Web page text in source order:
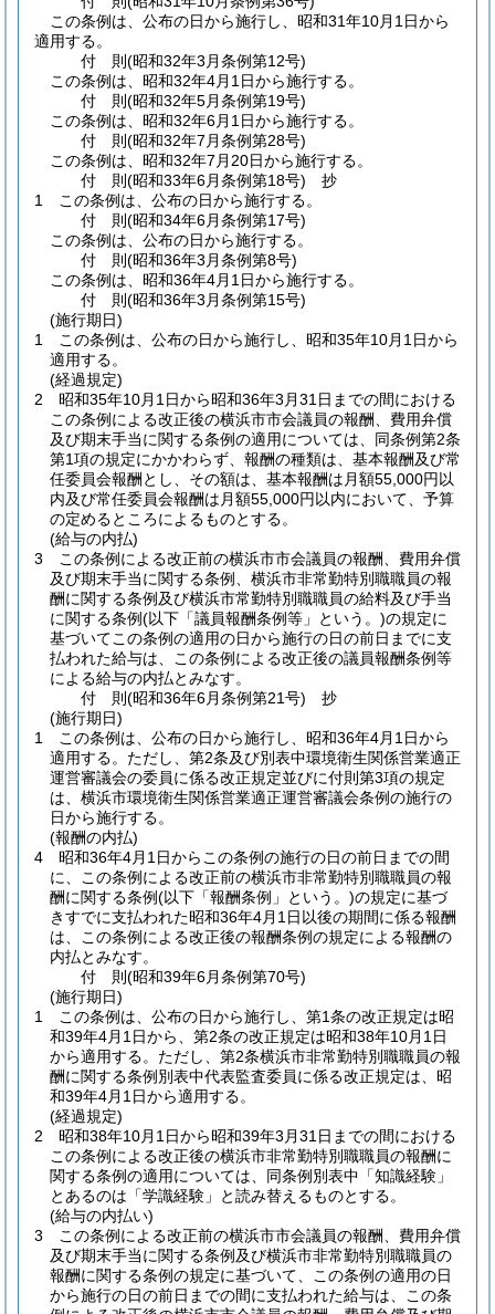
この条例は、公布の日から施行し、昭和31年10月1日から
適用する。
付 則(昭和32年3月条例第12号)
この条例は、昭和32年4月1日から施行する。
付 則(昭和32年5月条例第19号)
この条例は、昭和32年6月1日から施行する。
付 則(昭和32年7月条例第28号)
この条例は、昭和32年7月20日から施行する。
付 則(昭和33年6月条例第18号) 抄
1
この条例は、公布の日から施行する。
付 則(昭和34年6月条例第17号)
この条例は、公布の日から施行する。
付 則(昭和36年3月条例第8号)
この条例は、昭和36年4月1日から施行する。
付 則(昭和36年3月条例第15号)
(施行期日)
1
この条例は、公布の日から施行し、昭和35年10月1日から
適用する。
(経過規定)
2
昭和35年10月1日から昭和36年3月31日までの間における
この条例による改正後の横浜市市会議員の報酬、費用弁償
及び期末手当に関する条例の適用については、同条例第2条
第1項の規定にかかわらず、報酬の種類は、基本報酬及び常
任委員会報酬とし、その額は、基本報酬は月額55,000円以
内及び常任委員会報酬は月額55,000円以内において、予算
の定めるところによるものとする。
(給与の内払)
3
この条例による改正前の横浜市市会議員の報酬、費用弁償
及び期末手当に関する条例、横浜市非常勤特別職職員の報
酬に関する条例及び横浜市常勤特別職職員の給料及び手当
に関する条例(以下「議員報酬条例等」という。)の規定に
基づいてこの条例の適用の日から施行の日の前日までに支
払われた給与は、この条例による改正後の議員報酬条例等
による給与の内払とみなす。
付 則(昭和36年6月条例第21号) 抄
(施行期日)
1
この条例は、公布の日から施行し、昭和36年4月1日から
適用する。 ただし、第2条及び別表中環境衛生関係営業適正
運営審議会の委員に係る改正規定並びに付則第3項の規定
は、横浜市環境衛生関係営業適正運営審議会条例の施行の
日から施行する。
(報酬の内払)
4
昭和36年4月1日からこの条例の施行の日の前日までの間
に、この条例による改正前の横浜市非常勤特別職職員の報
酬に関する条例(以下「報酬条例」という。)の規定に基づ
きすでに支払われた昭和36年4月1日以後の期間に係る報酬
は、この条例による改正後の報酬条例の規定による報酬の
内払とみなす。
付 則(昭和39年6月条例第70号)
(施行期日)
1
この条例は、公布の日から施行し、第1条の改正規定は昭
和39年4月1日から、第2条の改正規定は昭和38年10月1日
から適用する。 ただし、第2条横浜市非常勤特別職職員の報
酬に関する条例別表中代表監査委員に係る改正規定は、昭
和39年4月1日から適用する。
(経過規定)
2
昭和38年10月1日から昭和39年3月31日までの間における
この条例による改正後の横浜市非常勤特別職職員の報酬に
関する条例の適用については、同条例別表中「知識経験」
とあるのは「学識経験」と読み替えるものとする。
(給与の内払い)
3
この条例による改正前の横浜市市会議員の報酬、費用弁償
及び期末手当に関する条例及び横浜市非常勤特別職職員の
報酬に関する条例の規定に基づいて、この条例の適用の日
から施行の日の前日までの間に支払われた給与は、この条